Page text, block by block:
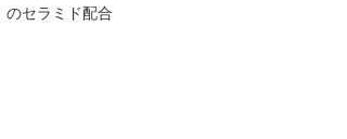
のセラミド配合